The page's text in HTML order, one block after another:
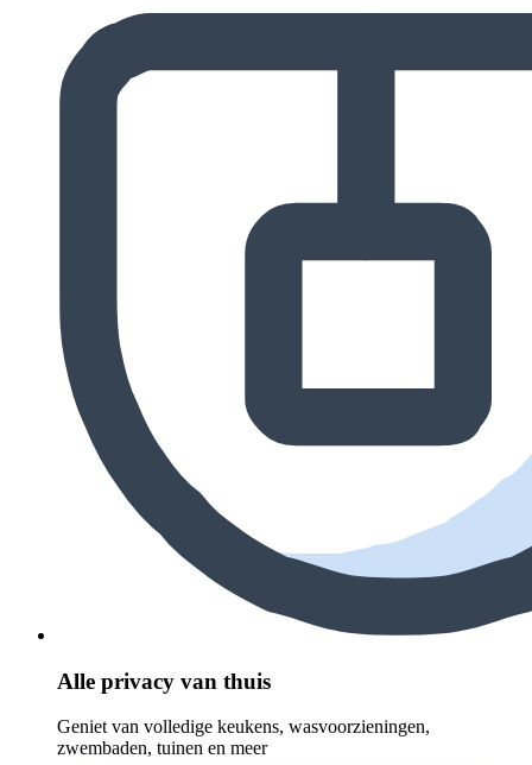
Alle privacy van thuis
Geniet van volledige keukens, wasvoorzieningen,
zwembaden, tuinen en meer